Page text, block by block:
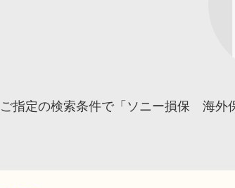
ご指定の検索条件で「ソニー損保 海外